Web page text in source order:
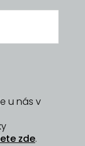
se i Vy
zakladatelka
u nás v
zde.